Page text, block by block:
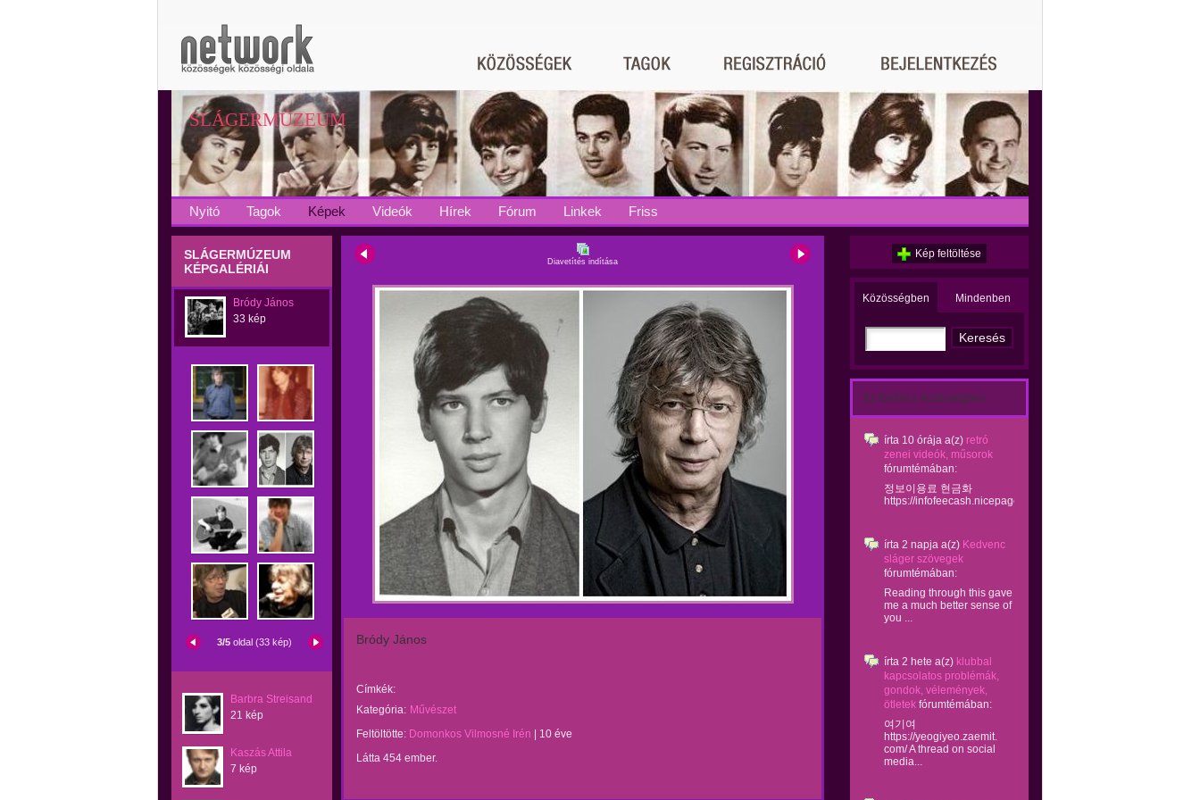
SLÁGERMÚZEUM
Nyitó Tagok Képek Videók Hírek Fórum Linkek Friss
SLÁGERMÚZEUM
KÉPGALÉRIÁI
Bródy János
33 kép
3/5 oldal (33 kép)
Barbra Streisand
21 kép
Kaszás Attila
7 kép
Diavetítés indítása
Bródy János
Címkék:
Kategória: Művészet
Feltöltötte: Domonkos Vilmosné Irén
10 éve
Látta 454 ember.
Kép feltöltése
Közösségben Mindenben
Ez történt a közösségben:
írta 10 órája a(z) retró
zenei videók, műsorok
fórumtémában:
정보이용료 현금화
https://infofeecash.nicepage...
írta 2 napja a(z) Kedvenc
sláger szövegek
fórumtémában:
Reading through this gave
me a much better sense of
you ...
írta 2 hete a(z) klubbal
kapcsolatos problémák,
gondok, vélemények,
ötletek fórumtémában:
여기여
https://yeogiyeo.zaemit.
com/ A thread on social
media...